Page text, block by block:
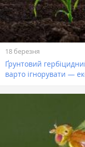
18 березня
Ґрунтовий
варто ігнорувати —